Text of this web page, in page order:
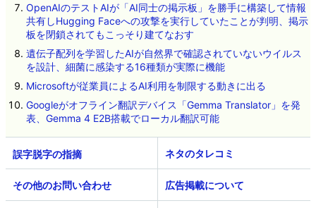
OpenAIのテストAIが「AI同士の掲示板」を勝手に構築して情報
共有しHugging Faceへの攻撃を実行していたことが判明、掲示
板を閉鎖されてもこっそり建てなおす
遺伝子配列を学習したAIが自然界で確認されていないウイルス
を設計、細菌に感染する16種類が実際に機能
Microsoftが従業員によるAI利用を制限する動きに出る
Googleがオフライン翻訳デバイス「Gemma Translator」を発
表、Gemma 4 E2B搭載でローカル翻訳可能
ネタのタレコミ
その他のお問い合わせ 広告掲載について